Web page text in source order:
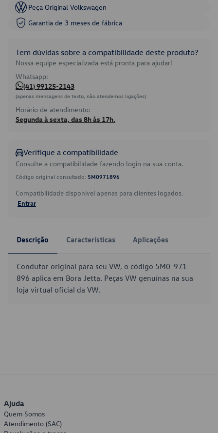
Peça Original Volkswagen
Garantia de 3 meses de fábrica
Tem dúvidas sobre a compatibilidade deste produto?
Nossa equipe especializada está pronta para ajudar!
Whatsapp:
(41) 99125-2143
(apenas mensagens de texto, não atendemos ligações)
Horário de atendimento:
Segunda à sexta, das 8h às 17h.
Verifique a compatibilidade
Consulte a compatibilidade fazendo login na sua conta.
Código original consultado: 5M0971896
Compatibilidade disponível apenas para clientes logados.
Entrar
Descrição Características Aplicações
Condutor original para seu VW, o código 5M0-971-
896 aplica em Bora Jetta. Peças VW genuínas na sua
loja virtual oficial da VW.
Ajuda
Quem Somos
Atendimento (SAC)